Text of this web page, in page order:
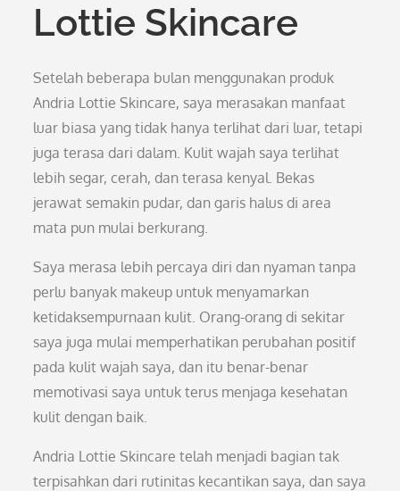
Lottie Skincare
Setelah beberapa bulan menggunakan produk
Andria Lottie Skincare, saya merasakan manfaat
luar biasa yang tidak hanya terlihat dari luar, tetapi
juga terasa dari dalam. Kulit wajah saya terlihat
lebih segar, cerah, dan terasa kenyal. Bekas
jerawat semakin pudar, dan garis halus di area
mata pun mulai berkurang.
Saya merasa lebih percaya diri dan nyaman tanpa
perlu banyak makeup untuk menyamarkan
ketidaksempurnaan kulit. Orang-orang di sekitar
saya juga mulai memperhatikan perubahan positif
pada kulit wajah saya, dan itu benar-benar
memotivasi saya untuk terus menjaga kesehatan
kulit dengan baik.
Andria Lottie Skincare telah menjadi bagian tak
terpisahkan dari rutinitas kecantikan saya, dan saya